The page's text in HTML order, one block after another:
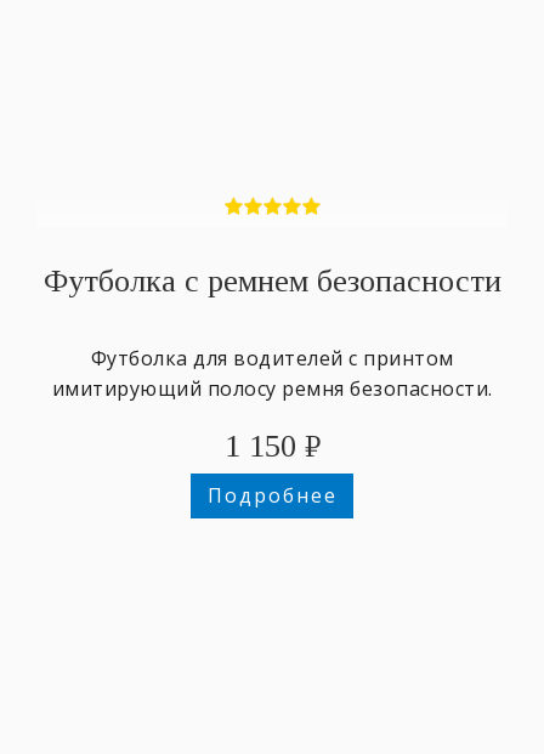
Футболка с ремнем безопасности
Футболка для водителей с принтом
имитирующий полосу ремня безопасности.
1 150 ₽
Подробнее